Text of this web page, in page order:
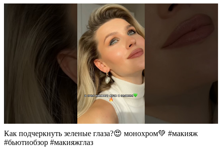
Как подчеркнуть зеленые глаза?😍 монохром💚 #макияж
#бьютиобзор #макияжглаз